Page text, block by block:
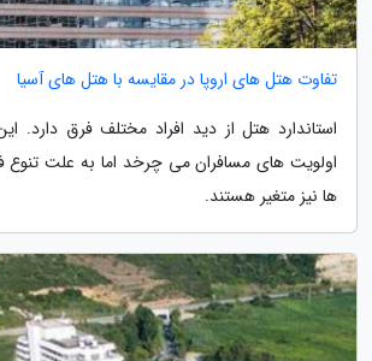
تفاوت هتل های اروپا در مقایسه با هتل های آسیا
استاندارد هتل از دید افراد مختلف فرق دارد.
اولویت های مسافران می چرخد اما به علت تنوع
ها نیز متغیر هستند.